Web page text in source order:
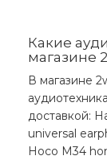
Какие
магазине
В магазине
доставкой:
universal
Hoco M34